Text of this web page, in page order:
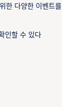
한 다양한 이벤트
인할 수 있다